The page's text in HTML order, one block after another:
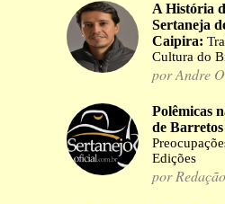
A História
Sertaneja
Caipira:
Cultura do
por Andre
Polêmicas
de Barretos
Edições
por Redação